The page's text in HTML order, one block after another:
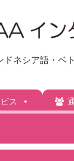
ドネシア語・
ス